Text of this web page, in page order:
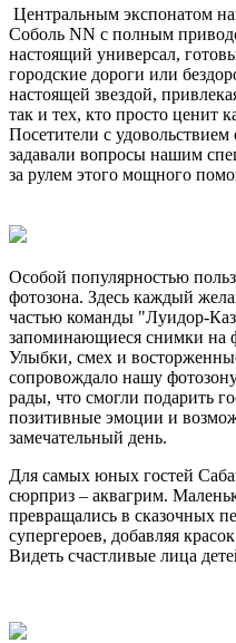
Центральным экспонатом
Соболь NN с полным
настоящий универсал,
городские дороги или
настоящей звездой,
так и тех, кто просто ценит
Посетители с
задавали вопросы нашим
за рулем этого мощного
Особой популярностью
фотозона. Здесь каждый
частью команды "Луидор-
запоминающиеся снимки на
Улыбки, смех и
сопровождало нашу
рады, что смогли подарить
позитивные эмоции и
замечательный день.
Для самых юных гостей
сюрприз – аквагрим.
превращались в сказочных
супергероев, добавляя
Видеть счастливые лица